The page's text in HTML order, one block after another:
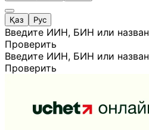
Қаз Рус
Введите ИИН, БИН или
Проверить
Введите ИИН, БИН или
Проверить